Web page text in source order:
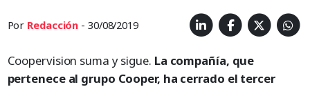
Por Redacción - 30/08/2019
Coopervision suma y sigue. La compañía, que
pertenece al grupo Cooper, ha cerrado el tercer